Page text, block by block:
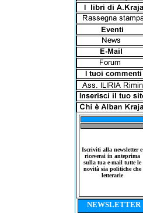
Iscriviti alla newsletter e
riceverai in anteprima
sulla tua e-mail tutte le
novità sia politiche che
letterarie
NEWSLETTER